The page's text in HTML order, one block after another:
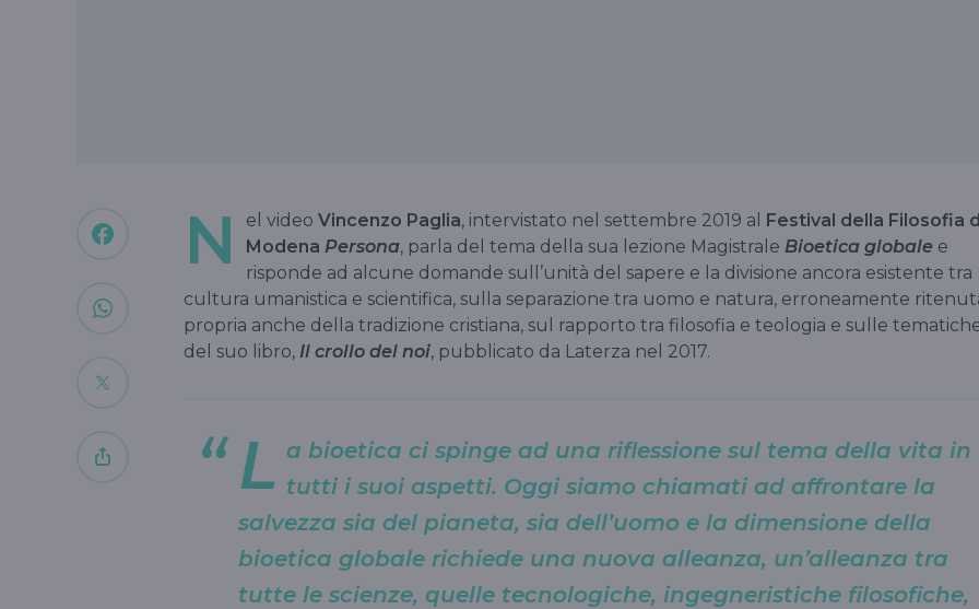
N el video Vincenzo Paglia, intervistato nel settembre 2019 al Festival della Filosofia
Modena Persona, parla del tema della sua lezione Magistrale Bioetica globale e
risponde ad alcune domande sull’unità del sapere e la divisione ancora esistente tra
cultura umanistica e scientifica, sulla separazione tra uomo e natura, erroneamente
propria anche della tradizione cristiana, sul rapporto tra filosofia e teologia e sulle
del suo libro, Il crollo del noi, pubblicato da Laterza nel 2017.
L a bioetica ci spinge ad una riflessione sul tema della vita in
tutti i suoi aspetti. Oggi siamo chiamati ad affrontare la
salvezza sia del pianeta, sia dell’uomo e la dimensione della
bioetica globale richiede una nuova alleanza, un’alleanza tra
tutte le scienze, quelle tecnologiche, ingegneristiche filosofiche,